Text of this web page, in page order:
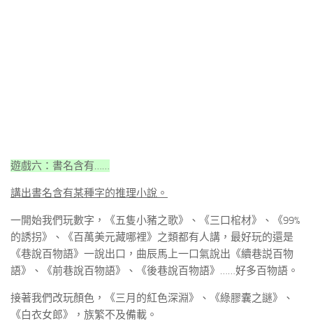
遊戲六：書名含有……
講出書名含有某種字的推理小說。
一開始我們玩數字，《五隻小豬之歌》、《三口棺材》、《99%
的誘拐》、《百萬美元藏哪裡》之類都有人講，最好玩的還是
《巷說百物語》一說出口，曲辰馬上一口氣說出《續巷説百物
語》、《前巷說百物語》、《後巷說百物語》……好多百物語。
接著我們改玩顏色，《三月的紅色深淵》、《綠膠囊之謎》、
《白衣女郎》，族繁不及備載。